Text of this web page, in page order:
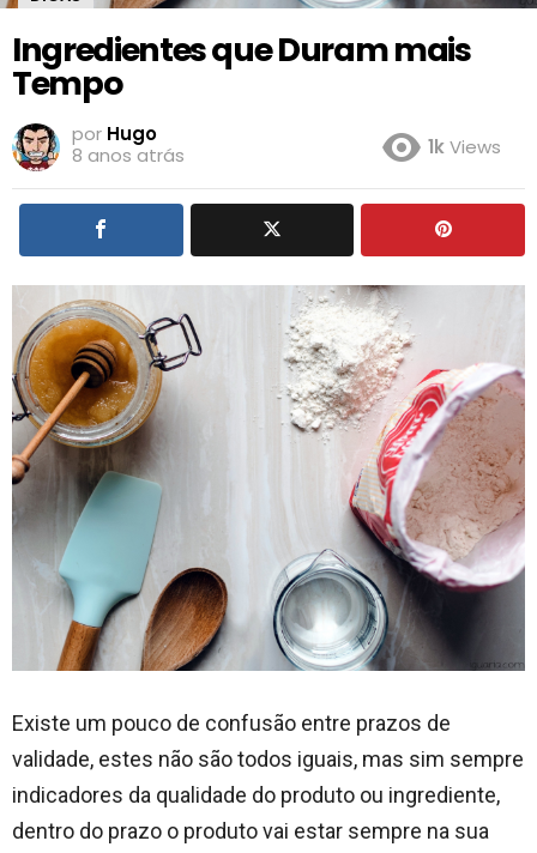
Ingredientes que Duram mais
Tempo
por Hugo
8 anos atrás
1kViews
Existe um pouco de confusão entre prazos de
validade, estes não são todos iguais, mas sim sempre
indicadores da qualidade do produto ou ingrediente,
dentro do prazo o produto vai estar sempre na sua